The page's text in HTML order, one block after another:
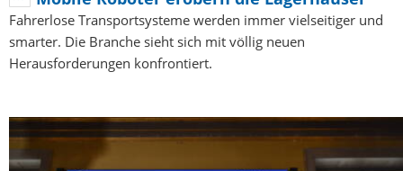
Fahrerlose Transportsysteme werden immer vielseitiger und
smarter. Die Branche sieht sich mit völlig neuen
Herausforderungen konfrontiert.